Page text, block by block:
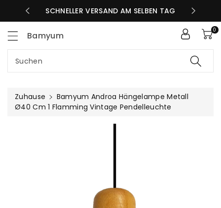
SCHNELLER VERSAND AM SELBEN TAG GRATIS
Bamyum
Suchen
0
Zuhause
Bamyum Androa Hängelampe Metall
Ø40 Cm 1 Flamming Vintage Pendelleuchte